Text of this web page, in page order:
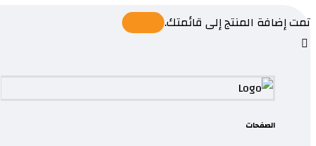
تمت إضافة المنتج إلى قائمتك.
الصفحات